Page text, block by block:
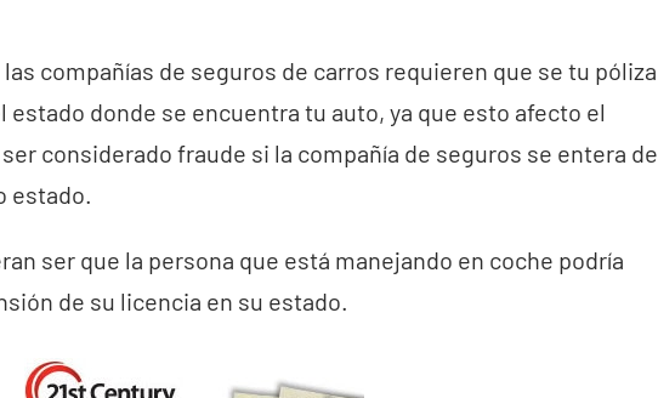
compañías de seguros de carros requieren que se tu póliza
estado donde se encuentra tu auto, ya que esto afecto el
considerado fraude si la compañía de seguros se entera de
estado.
ser que la persona que está manejando en coche podría
de su licencia en su estado.